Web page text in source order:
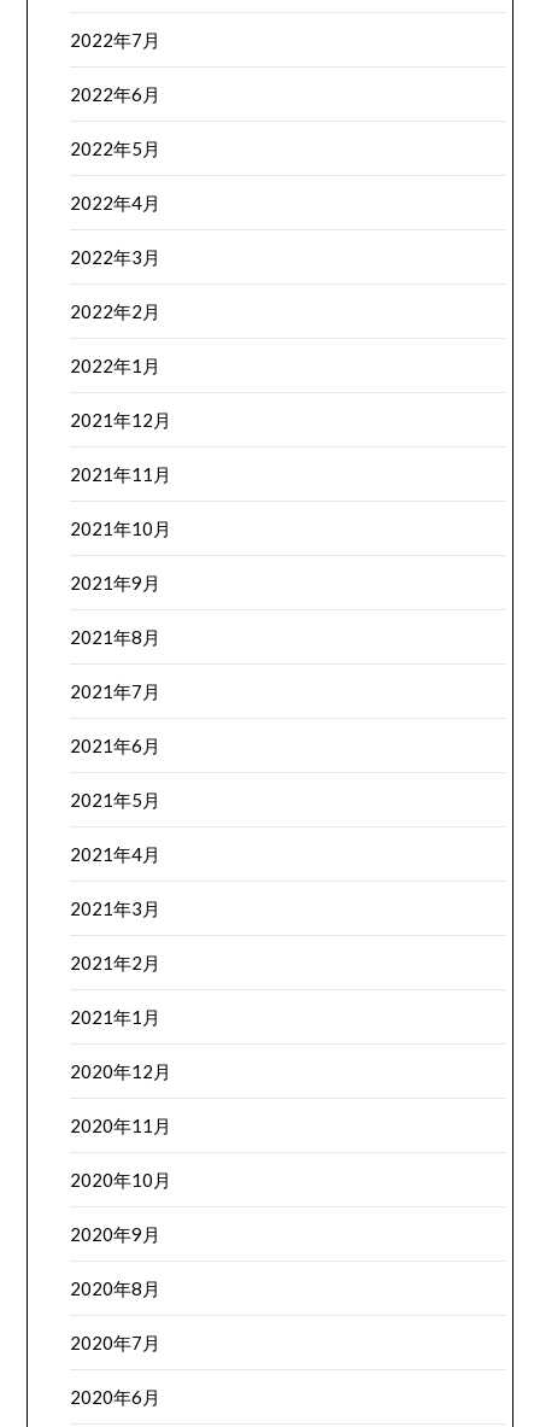
2022年7月
2022年6月
2022年5月
2022年4月
2022年3月
2022年2月
2022年1月
2021年12月
2021年11月
2021年10月
2021年9月
2021年8月
2021年7月
2021年6月
2021年5月
2021年4月
2021年3月
2021年2月
2021年1月
2020年12月
2020年11月
2020年10月
2020年9月
2020年8月
2020年7月
2020年6月